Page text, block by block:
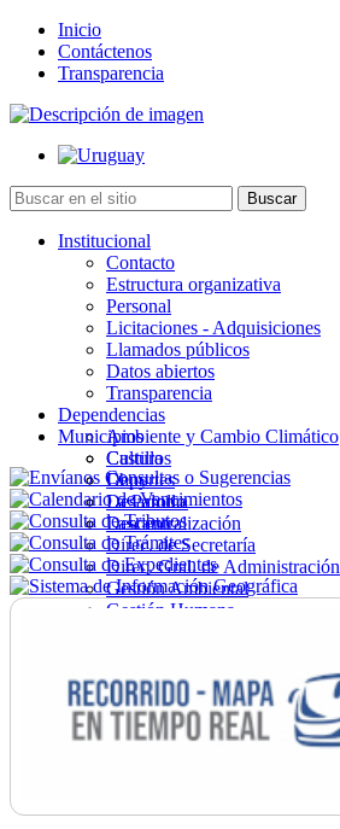
Inicio
Contáctenos
Transparencia
Institucional
Contacto
Estructura organizativa
Personal
Licitaciones - Adquisiciones
Llamados públicos
Datos abiertos
Transparencia
Dependencias
Ambiente y Cambio Climático
Cultura
Deportes
Desarrollo
Descentralización
Direc. de Secretaría
Direc. Gral. de Administración
Gestión Ambiental
Gestión Humana
Ordenamiento
Promoción Social
Salud
Secretaría General
Municipios
Castillos
Chuy
La Paloma
Lascano